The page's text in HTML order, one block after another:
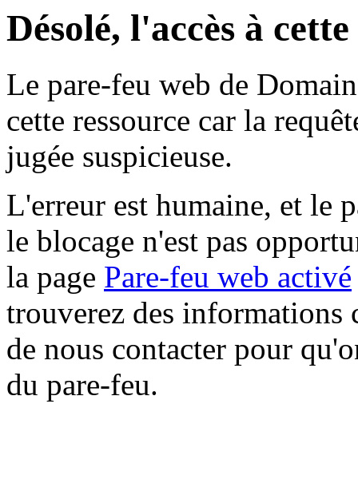
Désolé, l'accès à
Le pare-feu web de
cette ressource car la
jugée suspicieuse.
L'erreur est humaine, et le
le blocage n'est pas
la page Pare-feu web activé
trouverez des informations
de nous contacter pour
du pare-feu.